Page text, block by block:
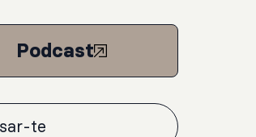
Podcast
te